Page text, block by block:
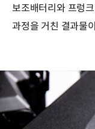
보조배터리와 프렁
과정을 거친 결과물